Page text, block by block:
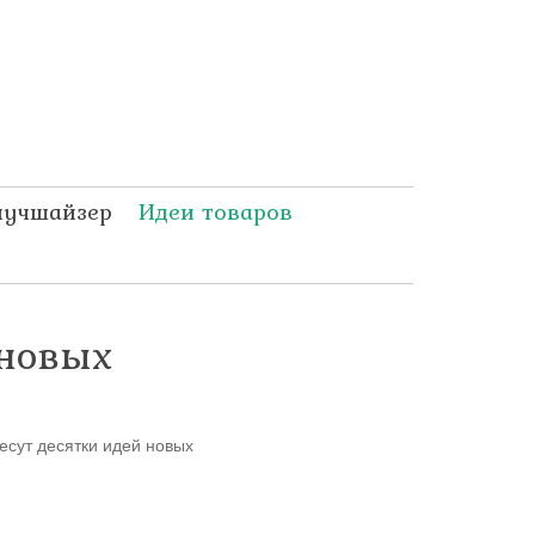
Идеи товаров
десятки идей новых